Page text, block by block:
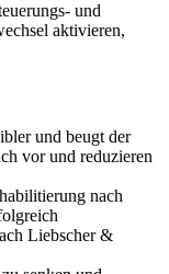
und
aktivieren,
und beugt der
vor und reduzieren
nach
Liebscher &